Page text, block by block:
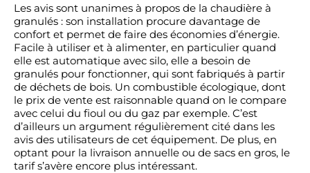
Les avis sont unanimes à propos de la chaudière à
granulés : son installation procure davantage de
confort et permet de faire des économies d’énergie.
Facile à utiliser et à alimenter, en particulier quand
elle est automatique avec silo, elle a besoin de
granulés pour fonctionner, qui sont fabriqués à partir
de déchets de bois. Un combustible écologique, dont
le prix de vente est raisonnable quand on le compare
avec celui du fioul ou du gaz par exemple. C’est
d’ailleurs un argument régulièrement cité dans les
avis des utilisateurs de cet équipement. De plus, en
optant pour la livraison annuelle ou de sacs en gros, le
tarif s’avère encore plus intéressant.